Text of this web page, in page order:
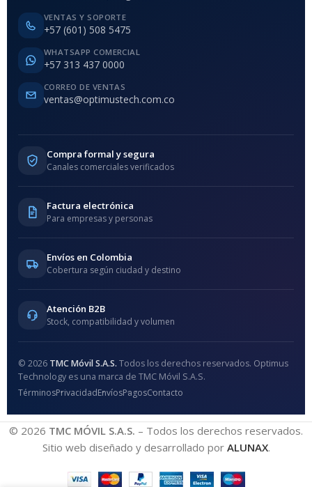
VENTAS Y SOPORTE
+57 (601) 508 5475
WHATSAPP COMERCIAL
+57 313 437 0000
CORREO DE VENTAS
ventas@optimustech.com.co
Compra formal y segura
Canales comerciales verificados
Factura electrónica
Para empresas y personas
Envíos en Colombia
Cobertura según ciudad y destino
Atención B2B
Stock, compatibilidad y volumen
© 2026 TMC Móvil S.A.S. Todos los derechos reservados. Optimus
Technology es una marca de TMC Móvil S.A.S.
TérminosPrivacidadEnvíosPagosContacto
© 2026 TMC MÓVIL S.A.S. – Todos los derechos reservados.
Sitio web diseñado y desarrollado por ALUNAX.